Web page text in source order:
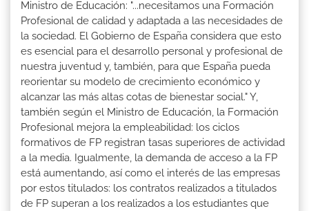
Ministro de Educación: "...necesitamos una Formación
Profesional de calidad y adaptada a las necesidades de
la sociedad. El Gobierno de España considera que esto
es esencial para el desarrollo personal y profesional de
nuestra juventud y, también, para que España pueda
reorientar su modelo de crecimiento económico y
alcanzar las más altas cotas de bienestar social." Y,
también según el Ministro de Educación, la Formación
Profesional mejora la empleabilidad: los ciclos
formativos de FP registran tasas superiores de actividad
a la media. Igualmente, la demanda de acceso a la FP
está aumentando, así como el interés de las empresas
por estos titulados: los contratos realizados a titulados
de FP superan a los realizados a los estudiantes que